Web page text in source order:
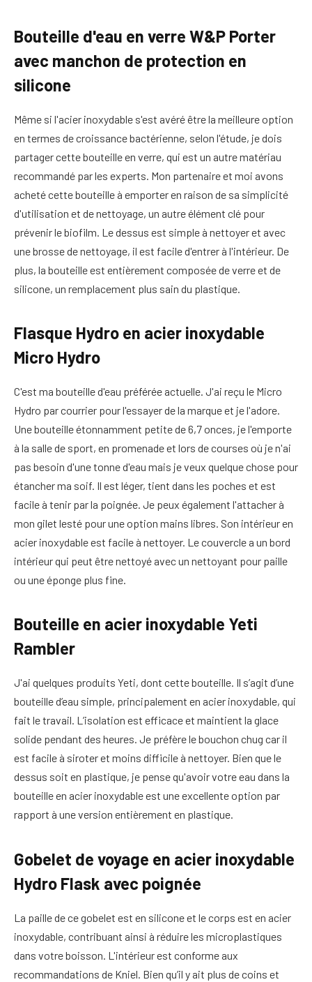
Bouteille d'eau en verre W&P Porter
avec manchon de protection en
silicone
Même si l'acier inoxydable s'est avéré être la meilleure option
en termes de croissance bactérienne, selon l'étude, je dois
partager cette bouteille en verre, qui est un autre matériau
recommandé par les experts. Mon partenaire et moi avons
acheté cette bouteille à emporter en raison de sa simplicité
d'utilisation et de nettoyage, un autre élément clé pour
prévenir le biofilm. Le dessus est simple à nettoyer et avec
une brosse de nettoyage, il est facile d'entrer à l'intérieur. De
plus, la bouteille est entièrement composée de verre et de
silicone, un remplacement plus sain du plastique.
Flasque Hydro en acier inoxydable
Micro Hydro
C'est ma bouteille d'eau préférée actuelle. J'ai reçu le Micro
Hydro par courrier pour l'essayer de la marque et je l'adore.
Une bouteille étonnamment petite de 6,7 onces, je l'emporte
à la salle de sport, en promenade et lors de courses où je n'ai
pas besoin d'une tonne d'eau mais je veux quelque chose pour
étancher ma soif. Il est léger, tient dans les poches et est
facile à tenir par la poignée. Je peux également l'attacher à
mon gilet lesté pour une option mains libres. Son intérieur en
acier inoxydable est facile à nettoyer. Le couvercle a un bord
intérieur qui peut être nettoyé avec un nettoyant pour paille
ou une éponge plus fine.
Bouteille en acier inoxydable Yeti
Rambler
J'ai quelques produits Yeti, dont cette bouteille. Il s’agit d’une
bouteille d’eau simple, principalement en acier inoxydable, qui
fait le travail. L’isolation est efficace et maintient la glace
solide pendant des heures. Je préfère le bouchon chug car il
est facile à siroter et moins difficile à nettoyer. Bien que le
dessus soit en plastique, je pense qu'avoir votre eau dans la
bouteille en acier inoxydable est une excellente option par
rapport à une version entièrement en plastique.
Gobelet de voyage en acier inoxydable
Hydro Flask avec poignée
La paille de ce gobelet est en silicone et le corps est en acier
inoxydable, contribuant ainsi à réduire les microplastiques
dans votre boisson. L'intérieur est conforme aux
recommandations de Kniel. Bien qu’il y ait plus de coins et